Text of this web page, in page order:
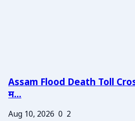
Assam Flood Death Toll
म...
Aug 10, 2026 0 2